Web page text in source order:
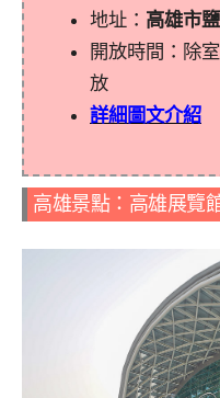
地址： 高雄市
開放時間：除
放
詳細圖文介紹
高雄景點：高雄展覽